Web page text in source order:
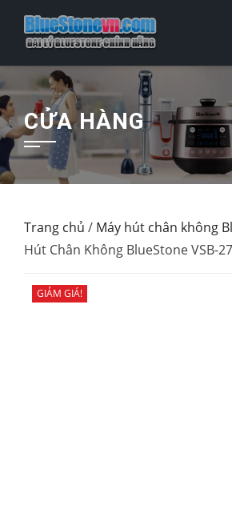
CỬA HÀNG
Trang chủ / Máy hút chân không
Hút Chân Không BlueStone VSB-
GIẢM GIÁ!